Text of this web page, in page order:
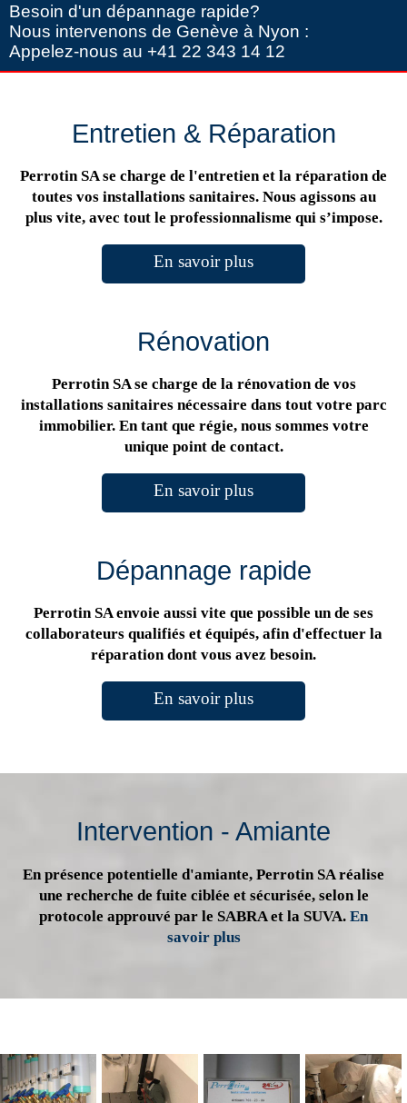
Besoin d'un dépannage rapide?
Nous intervenons de Genève à Nyon :
Appelez-nous au +41 22 343 14 12
Entretien & Réparation
Perrotin SA se charge de l'entretien et la réparation de
toutes vos installations sanitaires. Nous agissons au
plus vite, avec tout le professionnalisme qui s’impose.
En savoir plus
Rénovation
Perrotin SA se charge de la rénovation de vos
installations sanitaires nécessaire dans tout votre parc
immobilier. En tant que régie, nous sommes votre
unique point de contact.
En savoir plus
Dépannage rapide
Perrotin SA envoie aussi vite que possible un de ses
collaborateurs qualifiés et équipés, afin d'effectuer la
réparation dont vous avez besoin.
En savoir plus
Intervention - Amiante
En présence potentielle d'amiante, Perrotin SA réalise
une recherche de fuite ciblée et sécurisée, selon le
protocole approuvé par le SABRA et la SUVA. En
savoir plus